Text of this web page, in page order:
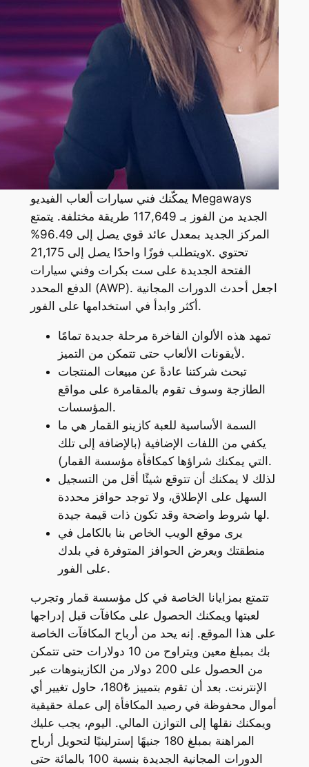
يمكّنك فني سيارات ألعاب الفيديو Megaways
الجديد من الفوز بـ 117,649 طريقة مختلفة. يتمتع
المركز الجديد بمعدل عائد قوي يصل إلى 96.49%
ويتطلب فوزًا واحدًا يصل إلى 21,175x. تحتوي
الفتحة الجديدة على ست بكرات وفني سيارات
الدفع المحدد (AWP). اجعل أحدث الدورات المجانية
أكثر وابدأ في استخدامها على الفور.
تمهد هذه الألوان الفاخرة مرحلة جديدة تمامًا
لأيقونات الألعاب حتى تتمكن من التميز.
تبحث شركتنا عادةً عن مبيعات المنتجات
الطازجة وسوف تقوم بالمقامرة على مواقع
المؤسسات.
السمة الأساسية للعبة كازينو القمار هي ما
يكفي من اللفات الإضافية (بالإضافة إلى تلك
التي يمكنك شراؤها كمكافأة مؤسسة القمار).
لذلك لا يمكنك أن تتوقع شيئًا أقل من التسجيل
السهل على الإطلاق، ولا توجد حوافز محددة
لها شروط واضحة وقد تكون ذات قيمة جيدة.
يرى موقع الويب الخاص بنا بالكامل في
منطقتك ويعرض الحوافز المتوفرة في بلدك
على الفور.
تتمتع بمزايانا الخاصة في كل مؤسسة قمار وتجرب
لعبتها ويمكنك الحصول على مكافآت قبل إدراجها
على هذا الموقع. إنه يحد من أرباح المكافآت الخاصة
بك بمبلغ معين ويتراوح من 10 دولارات حتى تتمكن
من الحصول على 200 دولار من الكازينوهات عبر
الإنترنت. بعد أن تقوم بتمييز ₺180، حاول تغيير أي
أموال محفوظة في رصيد المكافأة إلى عملة حقيقية
ويمكنك نقلها إلى التوازن المالي. اليوم، يجب عليك
المراهنة بمبلغ 180 جنيهًا إسترلينيًا لتحويل أرباح
الدورات المجانية الجديدة بنسبة 100 بالمائة حتى